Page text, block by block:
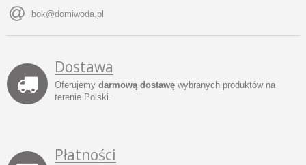
bok@domiwoda.pl
Dostawa
Oferujemy darmową dostawę wybranych produktów na
terenie Polski.
Płatności